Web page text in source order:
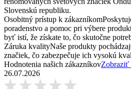
Slovenskú republiku.
Osobitný prístup k zákazníkom
poradenstvo a pomoc pri výbere
byť istí, že získate to, čo skutočne
Záruka kvalityNaše produkty
značiek, čo zabezpečuje ich vysokú
Hodnotenia našich zákazníkovZobraziť
26.07.2026